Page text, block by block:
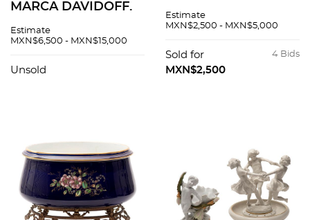
MARCA DAVIDOFF.
madera. Edición
80 a 100 habanos
Estimate
MXN$6,500 - MXN$15,000
Unsold
Elaborados en
acero De las marcas
Zino Davidoff,
Estimate
MXN$2,500 - MXN$5,000
4 Bids
Sold for
MXN$2,500